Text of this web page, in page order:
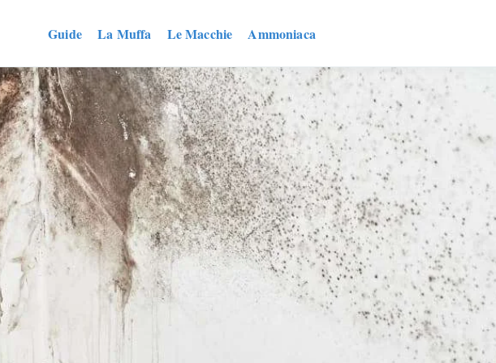
Guide La Muffa Le Macchie Ammoniaca